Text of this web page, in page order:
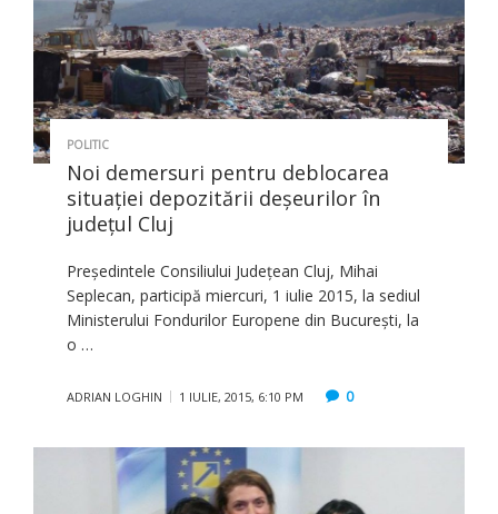
POLITIC
Noi demersuri pentru deblocarea
situaţiei depozitării deşeurilor în
judeţul Cluj
Preşedintele Consiliului Judeţean Cluj, Mihai
Seplecan, participă miercuri, 1 iulie 2015, la sediul
Ministerului Fondurilor Europene din Bucureşti, la
o …
ADRIAN LOGHIN 1 IULIE, 2015, 6:10 PM 0